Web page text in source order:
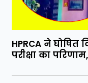
HPRCA ने घोषित
परीक्षा का